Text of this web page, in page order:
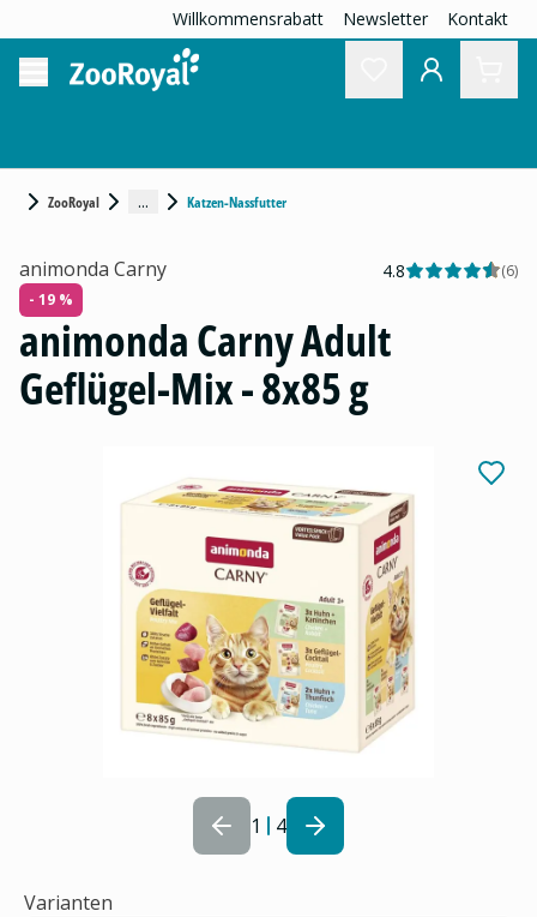
Willkommensrabatt Newsletter Kontakt
ZooRoyal ... Katzen-Nassfutter
1 4
animonda Carny 4.8 (6)
- 19 %
animonda Carny Adult
Geflügel-Mix - 8x85 g
Varianten